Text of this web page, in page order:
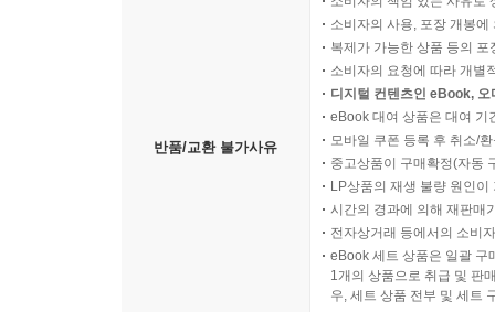
반품/교환 불가사유
소비자의 사용, 포장 개봉
복제가 가능한 상품 등의
소비자의 요청에 따라 개별
디지털 컨텐츠인 eBook,
eBook 대여 상품은 대여 기
모바일 쿠폰 등록 후 취소/
중고상품이 구매확정(자동
LP상품의 재생 불량 원인
시간의 경과에 의해 재판매
전자상거래 등에서의 소비
eBook 세트 상품은 일괄 구
1개의 상품으로 취급 및 판
우, 세트 상품 전부 및 세트